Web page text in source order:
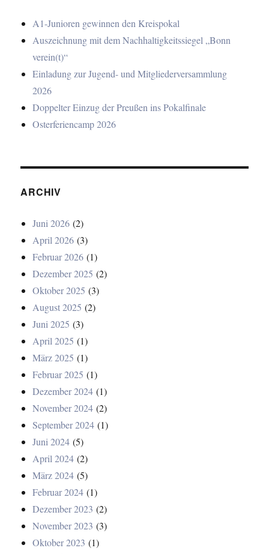
A1-Junioren gewinnen den Kreispokal
Auszeichnung mit dem Nachhaltigkeitssiegel „Bonn
verein(t)“
Einladung zur Jugend- und Mitgliederversammlung
2026
Doppelter Einzug der Preußen ins Pokalfinale
Osterferiencamp 2026
ARCHIV
Juni 2026 (2)
April 2026 (3)
Februar 2026 (1)
Dezember 2025 (2)
Oktober 2025 (3)
August 2025 (2)
Juni 2025 (3)
April 2025 (1)
März 2025 (1)
Februar 2025 (1)
Dezember 2024 (1)
November 2024 (2)
September 2024 (1)
Juni 2024 (5)
April 2024 (2)
März 2024 (5)
Februar 2024 (1)
Dezember 2023 (2)
November 2023 (3)
Oktober 2023 (1)